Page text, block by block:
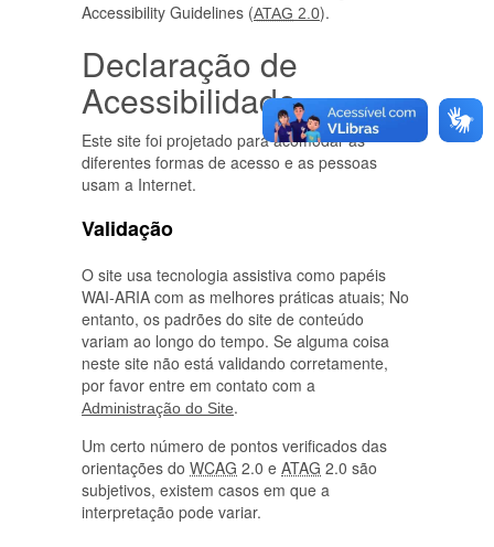
Accessibility Guidelines (ATAG 2.0).
Declaração de
Acessibilidade
Este site foi projetado para acomodar as
diferentes formas de acesso e as pessoas
usam a Internet.
Validação
O site usa tecnologia assistiva como papéis
WAI-ARIA com as melhores práticas atuais; No
entanto, os padrões do site de conteúdo
variam ao longo do tempo. Se alguma coisa
neste site não está validando corretamente,
por favor entre em contato com a
Administração do Site.
Um certo número de pontos verificados das
orientações do WCAG 2.0 e ATAG 2.0 são
subjetivos, existem casos em que a
interpretação pode variar.